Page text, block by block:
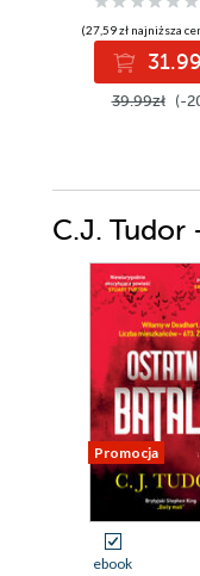
(27,59 zł najniższa
39.99zł (-
C.J. Tudor
Promocja
ebook